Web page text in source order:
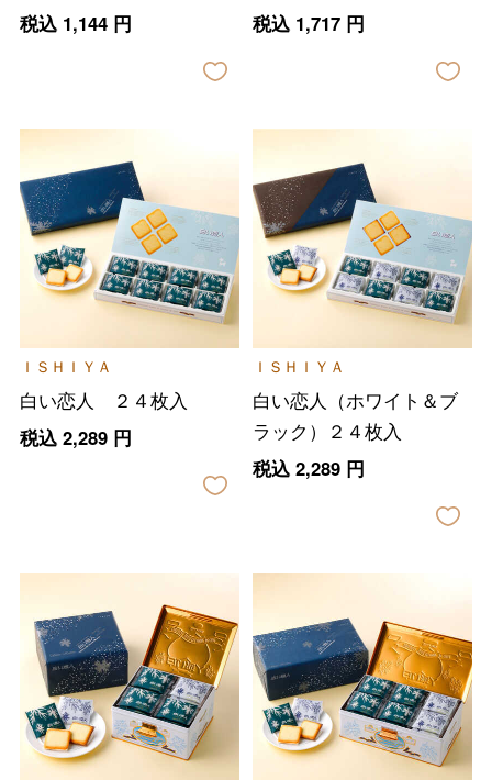
税込 1,144円
税込 1,717円
ＩＳＨＩＹＡ
白い恋人 ２４枚入
税込 2,289円
ＩＳＨＩＹＡ
白い恋人（ホワイト＆ブ
ラック）２４枚入
税込 2,289円